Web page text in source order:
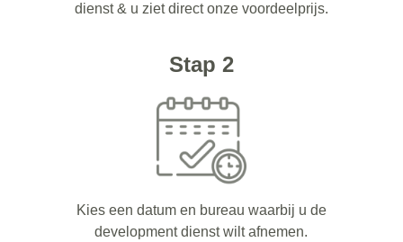
dienst & u ziet direct onze voordeelprijs.
Stap 2
Kies een datum en bureau waarbij u de
development dienst wilt afnemen.